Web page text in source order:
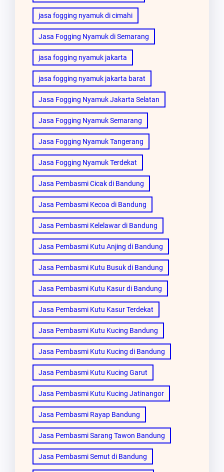
jasa fogging nyamuk di cimahi
Jasa Fogging Nyamuk di Semarang
jasa fogging nyamuk jakarta
jasa fogging nyamuk jakarta barat
Jasa Fogging Nyamuk Jakarta Selatan
Jasa Fogging Nyamuk Semarang
Jasa Fogging Nyamuk Tangerang
Jasa Fogging Nyamuk Terdekat
Jasa Pembasmi Cicak di Bandung
Jasa Pembasmi Kecoa di Bandung
Jasa Pembasmi Kelelawar di Bandung
Jasa Pembasmi Kutu Anjing di Bandung
Jasa Pembasmi Kutu Busuk di Bandung
Jasa Pembasmi Kutu Kasur di Bandung
Jasa Pembasmi Kutu Kasur Terdekat
Jasa Pembasmi Kutu Kucing Bandung
Jasa Pembasmi Kutu Kucing di Bandung
Jasa Pembasmi Kutu Kucing Garut
Jasa Pembasmi Kutu Kucing Jatinangor
Jasa Pembasmi Rayap Bandung
Jasa Pembasmi Sarang Tawon Bandung
Jasa Pembasmi Semut di Bandung